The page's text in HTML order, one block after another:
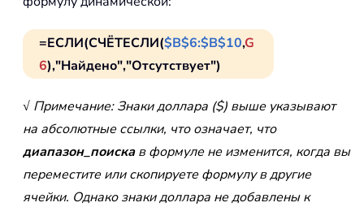
=ЕСЛИ(СЧЁТЕСЛИ($B$6:$B$10,G
6),"Найдено","Отсутствует")
√ Примечание: Знаки доллара ($) выше указывают
на абсолютные ссылки, что означает, что
диапазон_поискав формуле не изменится, когда вы
переместите или скопируете формулу в другие
ячейки. Однако знаки доллара не добавлены к